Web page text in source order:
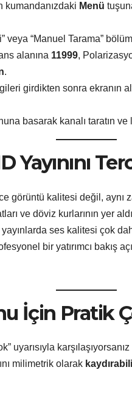
kumandanızdaki Menü
veya “Manuel Tarama”
alanına 11999,
.
girdikten sonra ekranın
basarak kanalı taratın
Yayınını
görüntü kalitesi değil, aynı
ve döviz kurlarının yer
yayınlarda ses kalitesi çok
bir yatırımcı bakış
İçin Pratik
karşılaşıyorsanız
milimetrik olarak